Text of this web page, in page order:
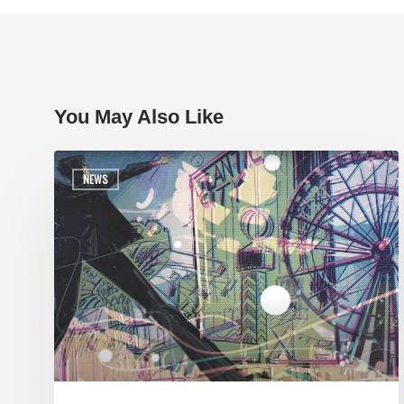
You May Also Like
NEWS